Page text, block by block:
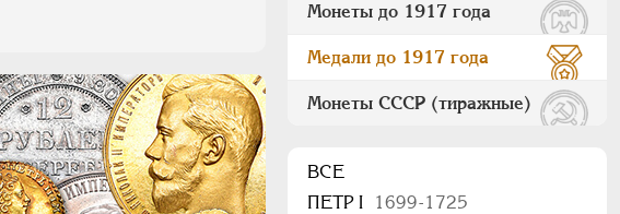
Монеты до 1917 года
Медали до 1917 года
Монеты СССР (тиражные)
ВСЕ
ПEТР I
1699-1725